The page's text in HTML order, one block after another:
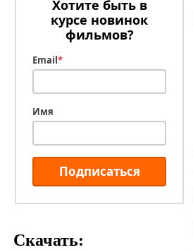
Хотите быть в
курсе новинок
фильмов?
Email*
Имя
Подписаться
Скачать: